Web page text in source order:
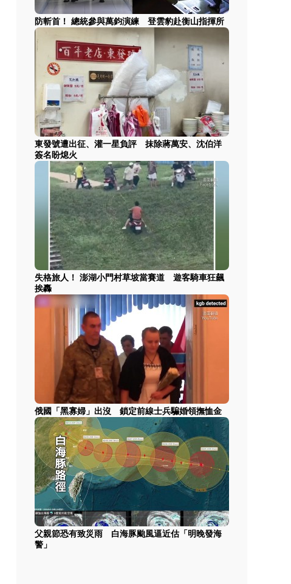
防斬首！ 總統參與萬鈞演練 登雲豹赴衡山指揮所
東發號遭出征、灌一星負評 抹除蔣萬安、沈伯洋
簽名盼熄火
失格旅人！ 澎湖小門村草坡當賽道 遊客騎車狂飆
挨轟
俄國「黑寡婦」出沒 鎖定前線士兵騙婚領撫恤金
父親節恐有致災雨 白海豚颱風逼近估「明晚發海
警」